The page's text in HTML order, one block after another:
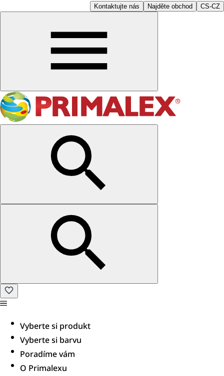
Kontaktujte nás Najděte obchod CS-CZ
Vyberte si produkt
Vyberte si barvu
Poradíme vám​
O Primalexu